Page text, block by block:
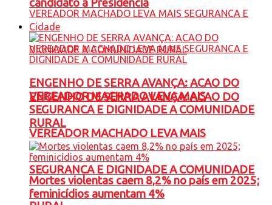
ENGENHO DE SERRA AVANÇA: ACAO DO
VEREADOR MACHADO LEVA MAIS
SEGURANCA E DIGNIDADE A COMUNIDADE
candidato à Presidência
Cidade
ENGENHO DE SERRA AVANÇA: ACAO DO
VEREADOR MACHADO LEVA MAIS
SEGURANCA E DIGNIDADE A COMUNIDADE
RURAL
Mortes violentas caem 8,2% no país em 2025;
feminicídios aumentam 4%